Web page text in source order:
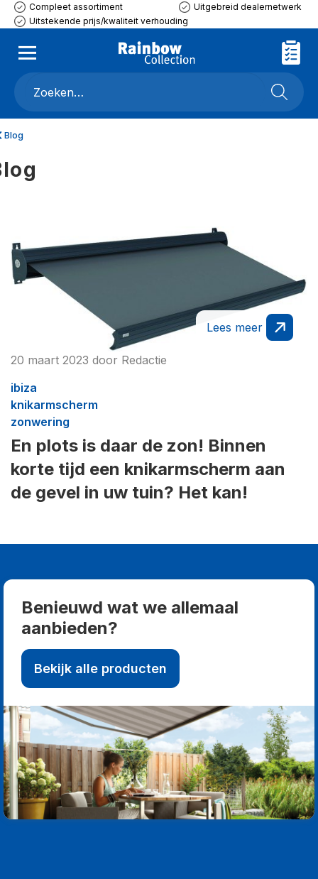
Compleet assortiment
Uitgebreid dealernetwerk
Uitstekende prijs/kwaliteit verhouding
Blog
Lees meer
20 maart 2023 door Redactie
ibiza
knikarmscherm
zonwering
En plots is daar de zon! Binnen
korte tijd een knikarmscherm aan
de gevel in uw tuin? Het kan!
Benieuwd wat we allemaal
aanbieden?
Bekijk alle producten